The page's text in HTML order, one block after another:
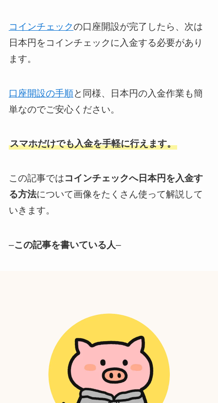
コインチェックの口座開設が完了したら、次は
日本円をコインチェックに入金する必要があり
ます。
口座開設の手順と同様、日本円の入金作業も簡
単なのでご安心ください。
スマホだけでも入金を手軽に行えます。
この記事ではコインチェックへ日本円を入金す
る方法について画像をたくさん使って解説して
いきます。
–この記事を書いている人–